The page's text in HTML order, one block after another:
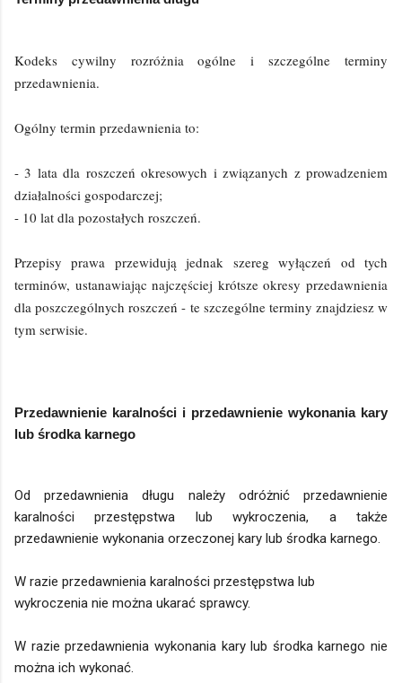
Kodeks cywilny rozróżnia ogólne i szczególne terminy
przedawnienia.
Ogólny termin przedawnienia to:
- 3 lata dla roszczeń okresowych i związanych z prowadzeniem
działalności gospodarczej;
- 10 lat dla pozostałych roszczeń.
Przepisy prawa przewidują jednak szereg wyłączeń od tych
terminów, ustanawiając najczęściej krótsze okresy przedawnienia
dla poszczególnych roszczeń - te szczególne terminy znajdziesz w
tym serwisie.
Przedawnienie karalności i przedawnienie wykonania kary
lub środka karnego
Od przedawnienia długu należy odróżnić przedawnienie
karalności przestępstwa lub wykroczenia, a także
przedawnienie wykonania orzeczonej kary lub środka karnego.
W razie przedawnienia karalności przestępstwa lub
wykroczenia nie można ukarać sprawcy.
W razie przedawnienia wykonania kary lub środka karnego nie
można ich wykonać.